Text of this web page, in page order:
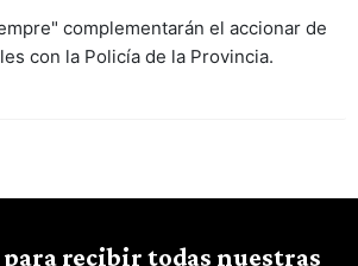
complementarán el accionar de
con la Policía de la Provincia.
recibir todas nuestras